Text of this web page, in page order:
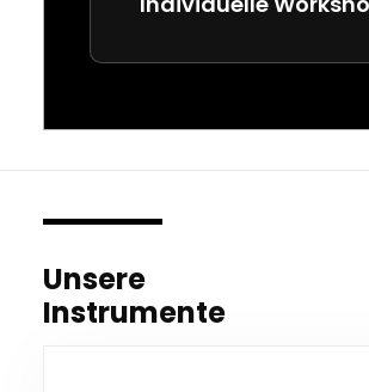
Unsere
Instrumente